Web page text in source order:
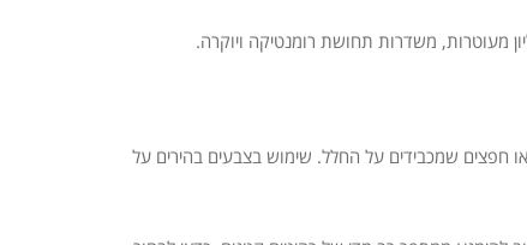
מעוטרות, משדרות תחושת רומנטיקה ויוקרה.
חפצים שמכבידים על החלל. שימוש בצבעים בהירים על